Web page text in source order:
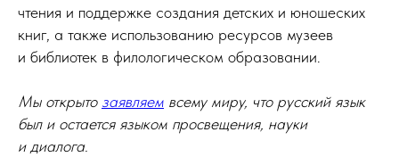
чтения и поддержке создания детских и юношеских
книг, а также использованию ресурсов музеев
и библиотек в филологическом образовании.
Мы открыто заявляем всему миру, что русский язык
был и остается языком просвещения, науки
и диалога.